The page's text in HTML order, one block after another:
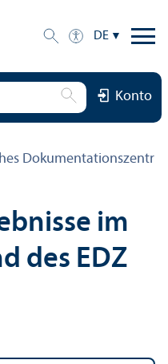
DE
Konto
im
des EDZ